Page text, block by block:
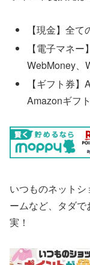
【現金】全
【電子マネ
WebMoney、
【ギフト券
Amazonギフ
いつものネット
ームなど、タダ
実！